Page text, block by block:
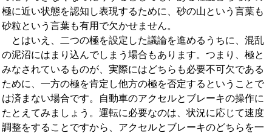
極に近い状態を認知し表現するために、砂の山という言葉も
砂粒という言葉も有用で欠かせません。
とはいえ、二つの極を設定した議論を進めるうちに、混乱
の泥沼にはまり込んでしまう場合もあります。つまり、極と
みなされているものが、実際にはどちらも必要不可欠である
ために、一方の極を肯定し他方の極を否定するということで
は済まない場合です。自動車のアクセルとブレーキの操作に
たとえてみましょう。運転に必要なのは、状況に応じて速度
調整をすることですから、アクセルとブレーキのどちらを一